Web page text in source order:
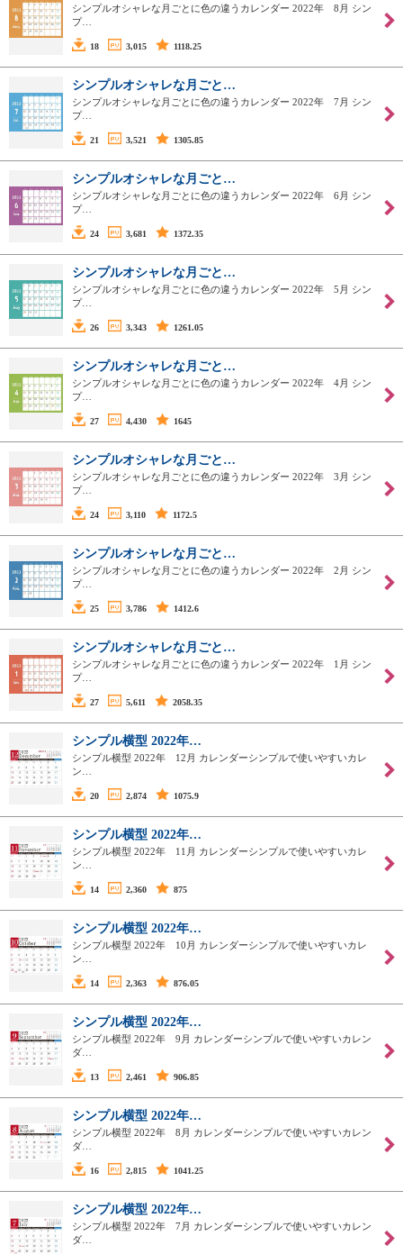
シンプルオシャレな月ごとに色の違うカレンダー 2022年 8月 シン
プ…
18 3,015 1118.25
シンプルオシャレな月ごと…
シンプルオシャレな月ごとに色の違うカレンダー 2022年 7月 シン
プ…
21 3,521 1305.85
シンプルオシャレな月ごと…
シンプルオシャレな月ごとに色の違うカレンダー 2022年 6月 シン
プ…
24 3,681 1372.35
シンプルオシャレな月ごと…
シンプルオシャレな月ごとに色の違うカレンダー 2022年 5月 シン
プ…
26 3,343 1261.05
シンプルオシャレな月ごと…
シンプルオシャレな月ごとに色の違うカレンダー 2022年 4月 シン
プ…
27 4,430 1645
シンプルオシャレな月ごと…
シンプルオシャレな月ごとに色の違うカレンダー 2022年 3月 シン
プ…
24 3,110 1172.5
シンプルオシャレな月ごと…
シンプルオシャレな月ごとに色の違うカレンダー 2022年 2月 シン
プ…
25 3,786 1412.6
シンプルオシャレな月ごと…
シンプルオシャレな月ごとに色の違うカレンダー 2022年 1月 シン
プ…
27 5,611 2058.35
シンプル横型 2022年…
シンプル横型 2022年 12月 カレンダーシンプルで使いやすいカレ
ン…
20 2,874 1075.9
シンプル横型 2022年…
シンプル横型 2022年 11月 カレンダーシンプルで使いやすいカレ
ン…
14 2,360 875
シンプル横型 2022年…
シンプル横型 2022年 10月 カレンダーシンプルで使いやすいカレ
ン…
14 2,363 876.05
シンプル横型 2022年…
シンプル横型 2022年 9月 カレンダーシンプルで使いやすいカレン
ダ…
13 2,461 906.85
シンプル横型 2022年…
シンプル横型 2022年 8月 カレンダーシンプルで使いやすいカレン
ダ…
16 2,815 1041.25
シンプル横型 2022年…
シンプル横型 2022年 7月 カレンダーシンプルで使いやすいカレン
ダ…